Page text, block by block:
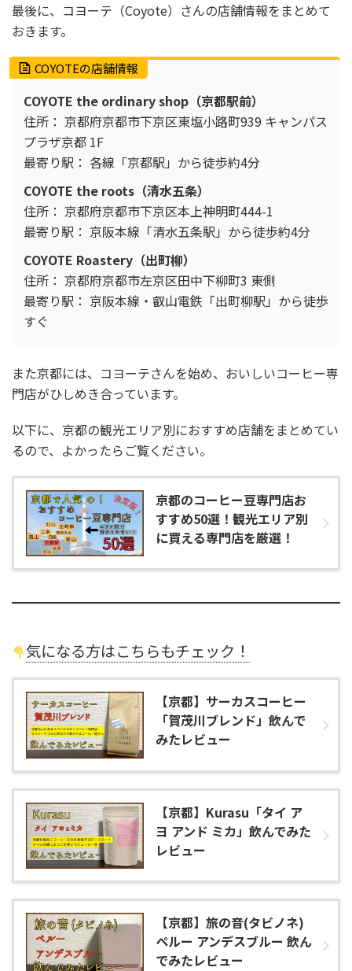
最後に、コヨーテ（Coyote）さんの店舗情報をまとめて
おきます。
COYOTEの店舗情報
COYOTE the ordinary shop（京都駅前）
住所： 京都府京都市下京区東塩小路町939 キャンパス
プラザ京都 1F
最寄り駅： 各線「京都駅」から徒歩約4分
COYOTE the roots（清水五条）
住所： 京都府京都市下京区本上神明町444-1
最寄り駅： 京阪本線「清水五条駅」から徒歩約4分
COYOTE Roastery（出町柳）
住所： 京都府京都市左京区田中下柳町3 東側
最寄り駅： 京阪本線・叡山電鉄「出町柳駅」から徒歩
すぐ
また京都には、コヨーテさんを始め、おいしいコーヒー専
門店がひしめき合っています。
以下に、京都の観光エリア別におすすめ店舗をまとめてい
るので、よかったらご覧ください。
京都のコーヒー豆専門店お
すすめ50選！観光エリア別
に買える専門店を厳選！
気になる方はこちらもチェック！
【京都】サーカスコーヒー
「賀茂川ブレンド」飲んで
みたレビュー
【京都】Kurasu「タイ ア
ヨ アンド ミカ」飲んでみた
レビュー
【京都】旅の音(タビノネ)
ペルー アンデスブルー 飲ん
でみたレビュー